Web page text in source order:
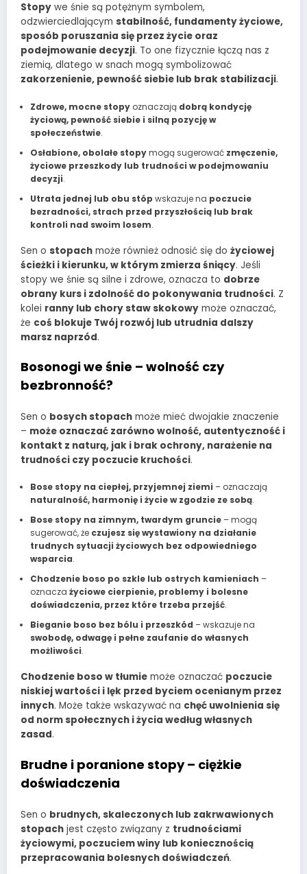
Stopy we śnie są potężnym symbolem,
odzwierciedlającym stabilność, fundamenty życiowe,
sposób poruszania się przez życie oraz
podejmowanie decyzji. To one fizycznie łączą nas z
ziemią, dlatego w snach mogą symbolizować
zakorzenienie, pewność siebie lub brak stabilizacji.
Zdrowe, mocne stopyoznaczają dobrą kondycję
życiową, pewność siebie i silną pozycję w
społeczeństwie.
Osłabione, obolałe stopymogą sugerować zmęczenie,
życiowe przeszkody lub trudności w podejmowaniu
decyzji.
Utrata jednej lub obu stóp wskazuje na poczucie
bezradności, strach przed przyszłością lub brak
kontroli nad swoim losem.
Sen o stopach może również odnosić się do życiowej
ścieżki i kierunku, w którym zmierza śniący. Jeśli
stopy we śnie są silne i zdrowe, oznacza to dobrze
obrany kurs i zdolność do pokonywania trudności. Z
kolei ranny lub chory staw skokowy może oznaczać,
że coś blokuje Twój rozwój lub utrudnia dalszy
marsz naprzód.
Bosonogi we śnie – wolność czy
bezbronność?
Sen o bosych stopach może mieć dwojakie znaczenie
– może oznaczać zarówno wolność, autentyczność i
kontakt z naturą, jak i brak ochrony, narażenie na
trudności czy poczucie kruchości.
Bose stopy na ciepłej, przyjemnej ziemi – oznaczają
naturalność, harmonię i życie w zgodzie ze sobą.
Bose stopy na zimnym, twardym gruncie– mogą
sugerować, że czujesz się wystawiony na działanie
trudnych sytuacji życiowych bez odpowiedniego
wsparcia.
Chodzenie boso po szkle lub ostrych kamieniach –
oznacza życiowe cierpienie, problemy i bolesne
doświadczenia, przez które trzeba przejść.
Bieganie boso bez bólu i przeszkód – wskazuje na
swobodę, odwagę i pełne zaufanie do własnych
możliwości.
Chodzenie boso w tłumie może oznaczać poczucie
niskiej wartości i lęk przed byciem ocenianym przez
innych. Może także wskazywać na chęć uwolnienia się
od norm społecznych i życia według własnych
zasad.
Brudne i poranione stopy – ciężkie
doświadczenia
Sen o brudnych, skaleczonych lub zakrwawionych
stopach jest często związany z trudnościami
życiowymi, poczuciem winy lub koniecznością
przepracowania bolesnych doświadczeń.